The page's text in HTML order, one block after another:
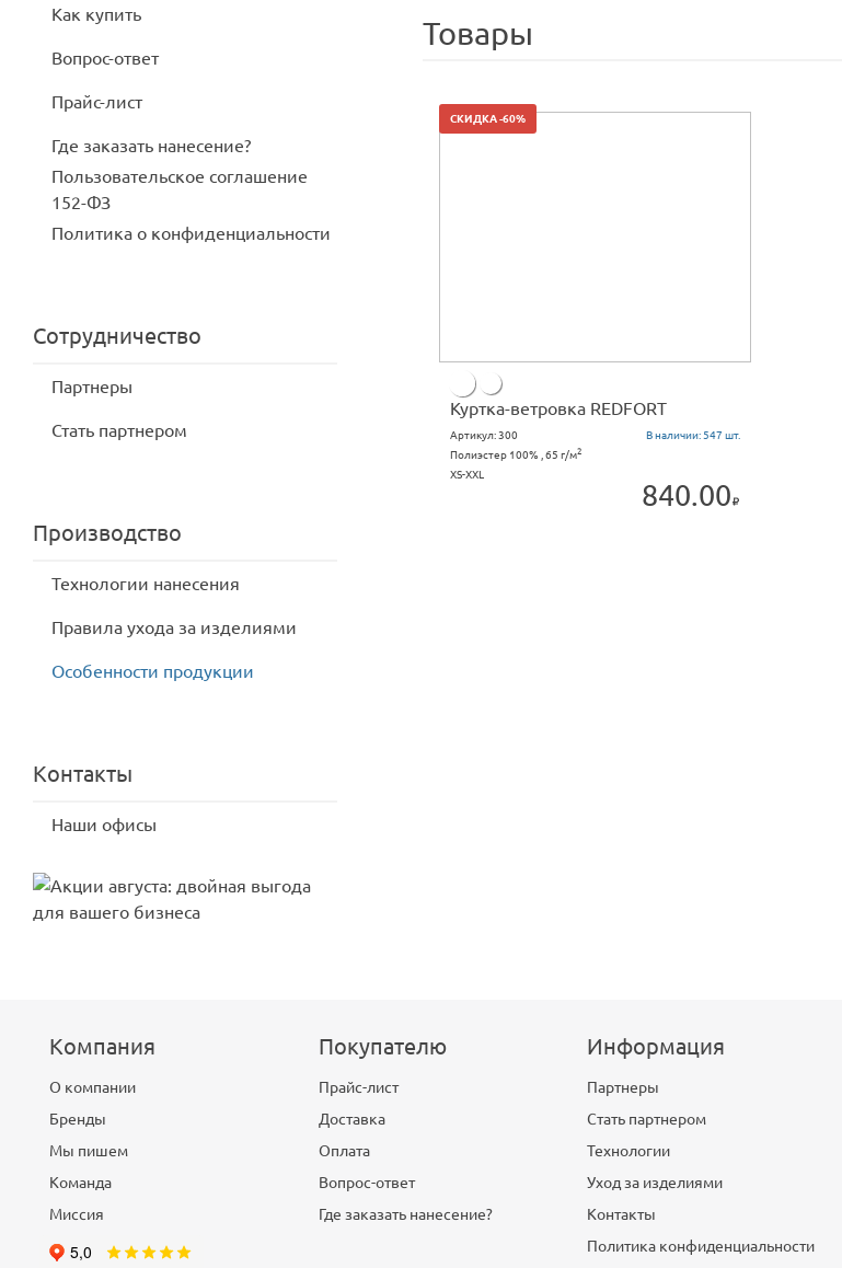
Как купить
Вопрос-ответ
Прайс-лист
Где заказать нанесение?
Пользовательское соглашение
152-ФЗ
Политика о конфиденциальности
Сотрудничество
Партнеры
Стать партнером
Производство
Технологии нанесения
Правила ухода за изделиями
Особенности продукции
Контакты
Наши офисы
Товары
СКИДКА -60%
Куртка-ветровка REDFORT
Артикул:300 В наличии: 547 шт.
Полиэстер 100% , 65 г/м2
XS-XXL
840.00
Компания
О компании
Бренды
Мы пишем
Команда
Миссия
Покупателю
Прайс-лист
Доставка
Оплата
Вопрос-ответ
Где заказать нанесение?
Информация
Партнеры
Стать партнером
Технологии
Уход за изделиями
Контакты
Политика конфиденциальности